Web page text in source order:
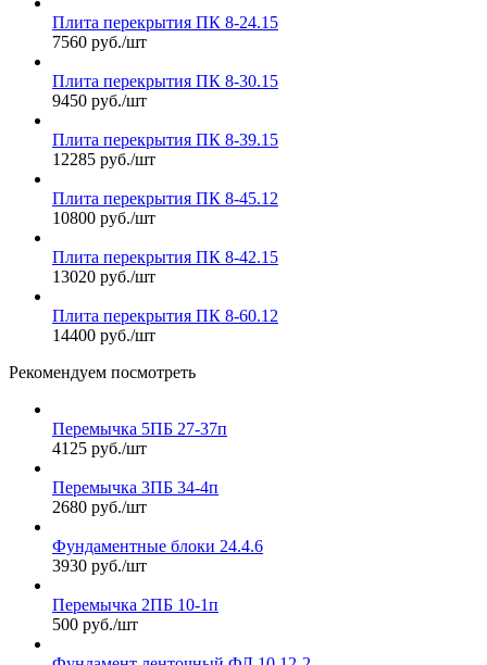
Плита перекрытия ПК 8-24.15
7560 руб./шт
Плита перекрытия ПК 8-30.15
9450 руб./шт
Плита перекрытия ПК 8-39.15
12285 руб./шт
Плита перекрытия ПК 8-45.12
10800 руб./шт
Плита перекрытия ПК 8-42.15
13020 руб./шт
Плита перекрытия ПК 8-60.12
14400 руб./шт
Рекомендуем посмотреть
Перемычка 5ПБ 27-37п
4125 руб./шт
Перемычка 3ПБ 34-4п
2680 руб./шт
Фундаментные блоки 24.4.6
3930 руб./шт
Перемычка 2ПБ 10-1п
500 руб./шт